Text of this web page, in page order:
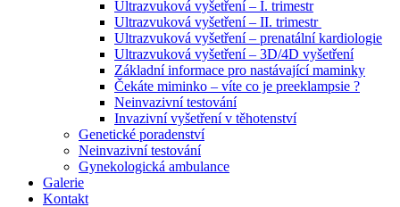
Ultrazvuková vyšetření – I. trimestr
Ultrazvuková vyšetření – II. trimestr
Ultrazvuková vyšetření – prenatální kardiologie
Ultrazvuková vyšetření – 3D/4D vyšetření
Základní informace pro nastávající maminky
Čekáte miminko – víte co je preeklampsie ?
Neinvazivní testování
Invazivní vyšetření v těhotenství
Genetické poradenství
Neinvazivní testování
Gynekologická ambulance
Galerie
Kontakt